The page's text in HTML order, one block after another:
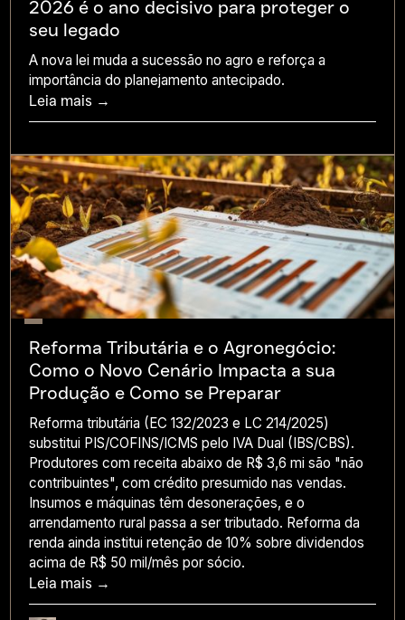
2026 é o ano decisivo para proteger o
seu legado
A nova lei muda a sucessão no agro e reforça a
importância do planejamento antecipado.
Leia mais →
Reforma Tributária e o Agronegócio:
Como o Novo Cenário Impacta a sua
Produção e Como se Preparar
Reforma tributária (EC 132/2023 e LC 214/2025)
substitui PIS/COFINS/ICMS pelo IVA Dual (IBS/CBS).
Produtores com receita abaixo de R$ 3,6 mi são "não
contribuintes", com crédito presumido nas vendas.
Insumos e máquinas têm desonerações, e o
arrendamento rural passa a ser tributado. Reforma da
renda ainda institui retenção de 10% sobre dividendos
acima de R$ 50 mil/mês por sócio.
Leia mais →